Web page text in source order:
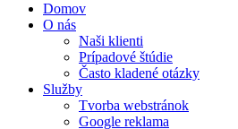
Domov
O nás
Naši klienti
Prípadové štúdie
Často kladené otázky
Služby
Tvorba webstránok
Google reklama